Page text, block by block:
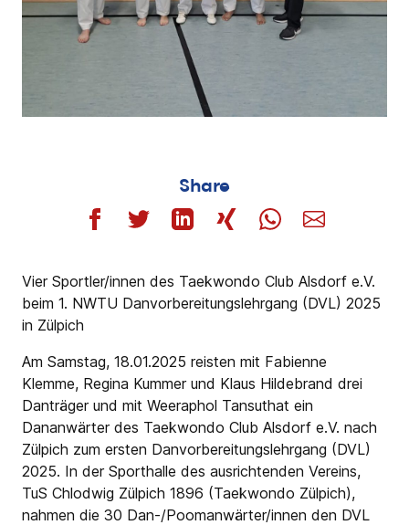
Share
Vier Sportler/innen des Taekwondo Club Alsdorf e.V.
beim 1. NWTU Danvorbereitungslehrgang (DVL) 2025
in Zülpich
Am Samstag, 18.01.2025 reisten mit Fabienne
Klemme, Regina Kummer und Klaus Hildebrand drei
Danträger und mit Weeraphol Tansuthat ein
Dananwärter des Taekwondo Club Alsdorf e.V. nach
Zülpich zum ersten Danvorbereitungslehrgang (DVL)
2025. In der Sporthalle des ausrichtenden Vereins,
TuS Chlodwig Zülpich 1896 (Taekwondo Zülpich),
nahmen die 30 Dan-/Poomanwärter/innen den DVL